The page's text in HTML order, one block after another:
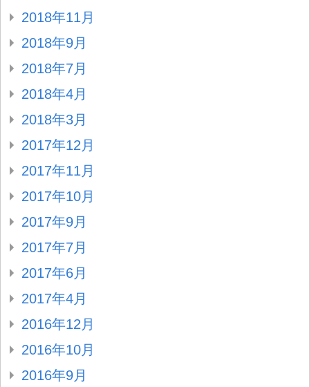
2018年11月
2018年9月
2018年7月
2018年4月
2018年3月
2017年12月
2017年11月
2017年10月
2017年9月
2017年7月
2017年6月
2017年4月
2016年12月
2016年10月
2016年9月